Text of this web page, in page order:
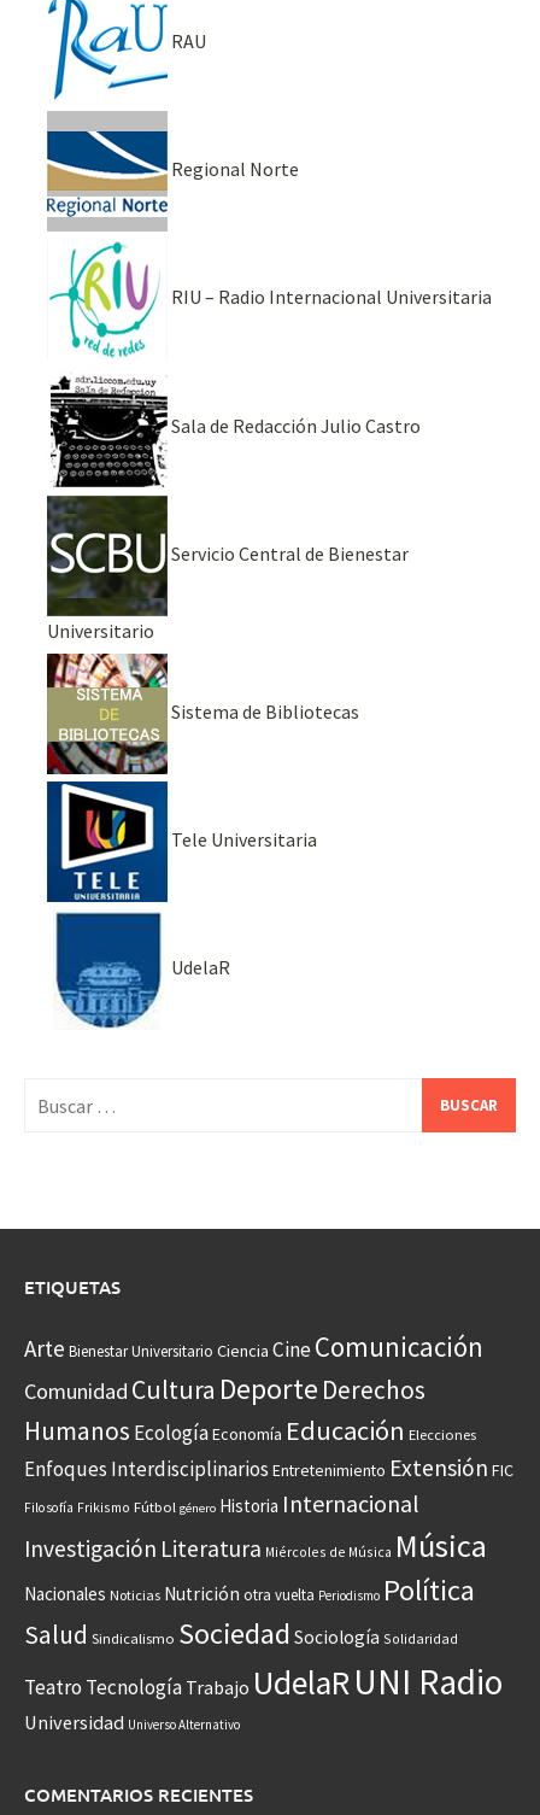
RAU
Regional Norte
RIU – Radio Internacional Universitaria
Sala de Redacción Julio Castro
Servicio Central de Bienestar
Universitario
Sistema de Bibliotecas
Tele Universitaria
UdelaR
ETIQUETAS
Arte Bienestar Universitario Ciencia CineComunicación
Comunidad Cultura Deporte Derechos
Humanos EcologíaEconomía Educación Elecciones
Enfoques Interdisciplinarios Entretenimiento Extensión FIC
Filosofía Frikismo Fútbol género Historia Internacional
Investigación Literatura Miércoles de Música Música
Nacionales Noticias Nutrición otra vuelta Periodismo Política
Salud Sindicalismo Sociedad Sociología Solidaridad
Teatro Tecnología Trabajo UdelaRUNI Radio
Universidad Universo Alternativo
COMENTARIOS RECIENTES